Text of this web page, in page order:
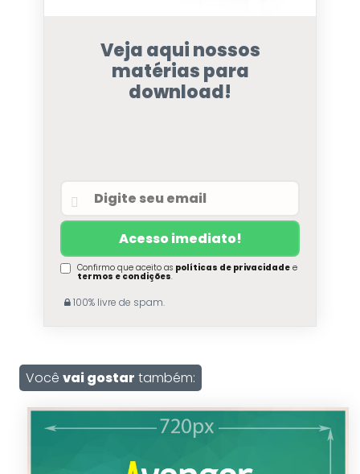
Veja aqui nossos
matérias para
download!
Confirmo que aceito as políticas de privacidadee
termos e condições.
100% livre de spam.
Você vai gostar também: